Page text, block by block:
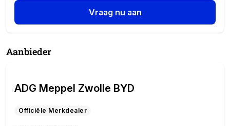
Vraag nu aan
Aanbieder
ADG Meppel Zwolle BYD
Officiële Merkdealer